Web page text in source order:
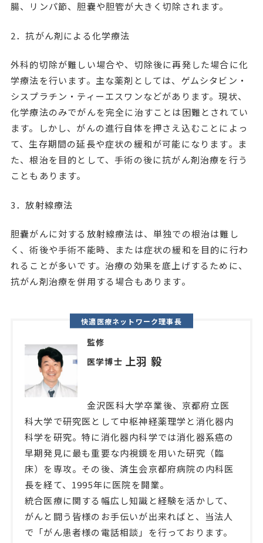
腸、リンパ節、胆嚢や胆管が大きく切除されます。
2．抗がん剤による化学療法
外科的切除が難しい場合や、切除後に再発した場合に化
学療法を行います。主な薬剤としては、ゲムシタビン・
シスプラチン・ティーエスワンなどがあります。現状、
化学療法のみでがんを完全に治すことは困難とされてい
ます。しかし、がんの進行自体を押さえ込むことによっ
て、生存期間の延長や症状の緩和が可能になります。ま
た、根治を目的として、手術の後に抗がん剤治療を行う
こともあります。
3．放射線療法
胆嚢がんに対する放射線療法は、単独での根治は難し
く、術後や手術不能時、または症状の緩和を目的に行わ
れることが多いです。治療の効果を底上げするために、
抗がん剤治療を併用する場合もあります。
快適医療ネットワーク理事長
監修
医学博士 上羽 毅
金沢医科大学卒業後、京都府立医
科大学で研究医として中枢神経薬理学と消化器内
科学を研究。特に消化器内科学では消化器系癌の
早期発見に最も重要な内視鏡を用いた研究（臨
床）を専攻。その後、済生会京都府病院の内科医
長を経て、1995年に医院を開業。
統合医療に関する幅広し知識と経験を活かして、
がんと闘う皆様のお手伝いが出来ればと、当法人
で「がん患者様の電話相談」を行っております。